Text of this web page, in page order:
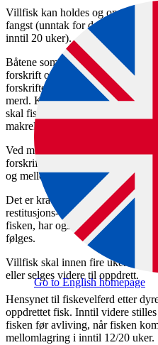
Go to English homepage
Villfisk kan holdes og omsettes
fangst (unntak for de som har
inntil 20 uker).
Båtene som fisker og leverer
forskrift om krav til fartøy som
forskriften stilles det krav om
merd. Kravet om godkjenning
skal fiske og føre levende fisk av
makrell og ål.
Ved merdsetting og
forskrift om fangst av fisk som
og mellomlagring.
Det er krav til skånsom
restitusjons- og
fisken, har også ansvaret for
følges.
Villfisk skal innen fire uker etter
eller selges videre til oppdrett.
Hensynet til fiskevelferd etter
oppdrettet fisk. Inntil videre
fisken før avliving, når fisken
mellomlagring i inntil 12/20 uker.